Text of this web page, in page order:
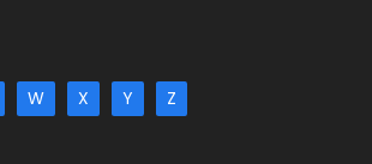
W X Y Z